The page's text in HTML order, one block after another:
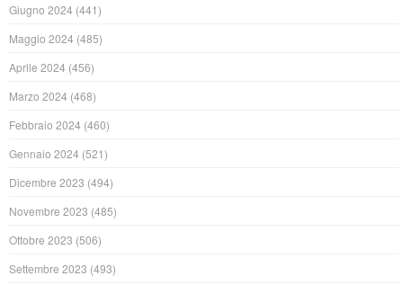
Giugno 2024 (441)
Maggio 2024 (485)
Aprile 2024 (456)
Marzo 2024 (468)
Febbraio 2024 (460)
Gennaio 2024 (521)
Dicembre 2023 (494)
Novembre 2023 (485)
Ottobre 2023 (506)
Settembre 2023 (493)